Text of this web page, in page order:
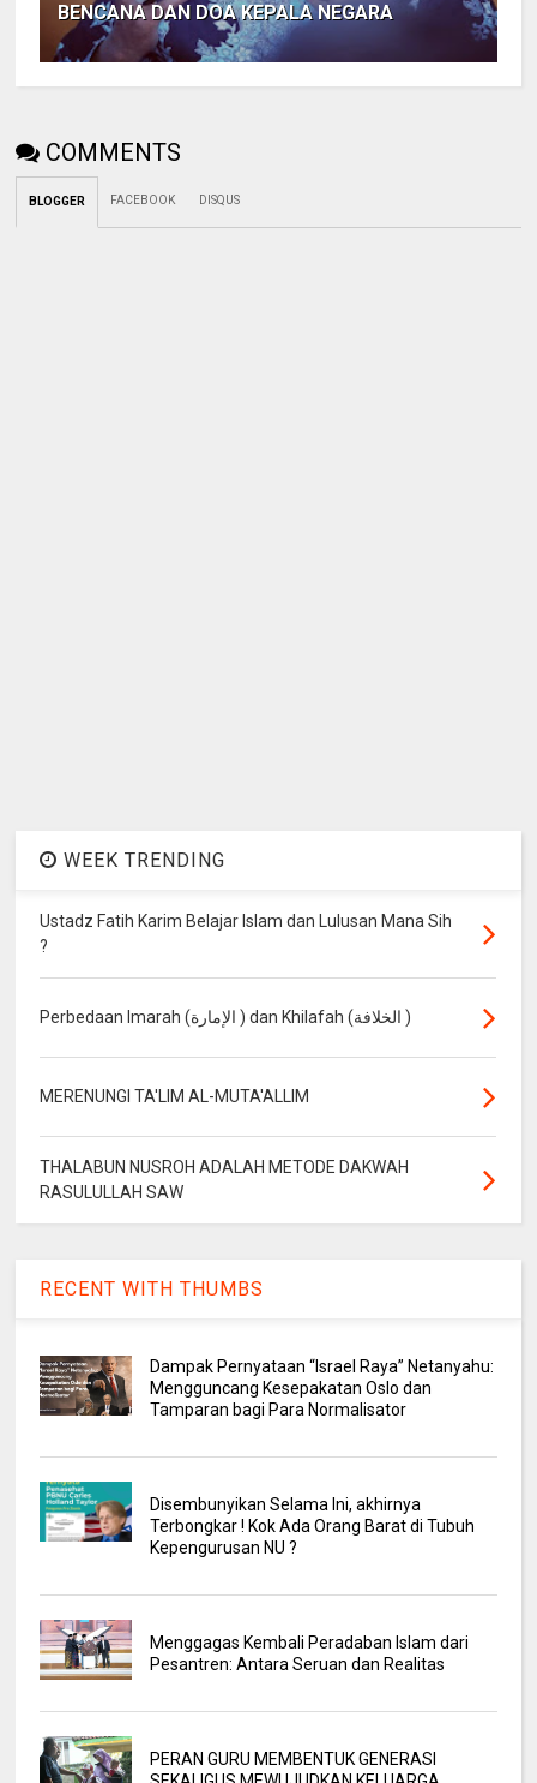
BENCANA DAN DOA KEPALA NEGARA
COMMENTS
BLOGGER FACEBOOK DISQUS
WEEK TRENDING
Ustadz Fatih Karim Belajar Islam dan Lulusan Mana Sih
?
Perbedaan Imarah (الإمارة ) dan Khilafah (الخلافة )
MERENUNGI TA'LIM AL-MUTA'ALLIM
THALABUN NUSROH ADALAH METODE DAKWAH
RASULULLAH SAW
RECENT WITH THUMBS
Dampak Pernyataan “Israel Raya” Netanyahu:
Mengguncang Kesepakatan Oslo dan
Tamparan bagi Para Normalisator
Disembunyikan Selama Ini, akhirnya
Terbongkar ! Kok Ada Orang Barat di Tubuh
Kepengurusan NU ?
Menggagas Kembali Peradaban Islam dari
Pesantren: Antara Seruan dan Realitas
PERAN GURU MEMBENTUK GENERASI